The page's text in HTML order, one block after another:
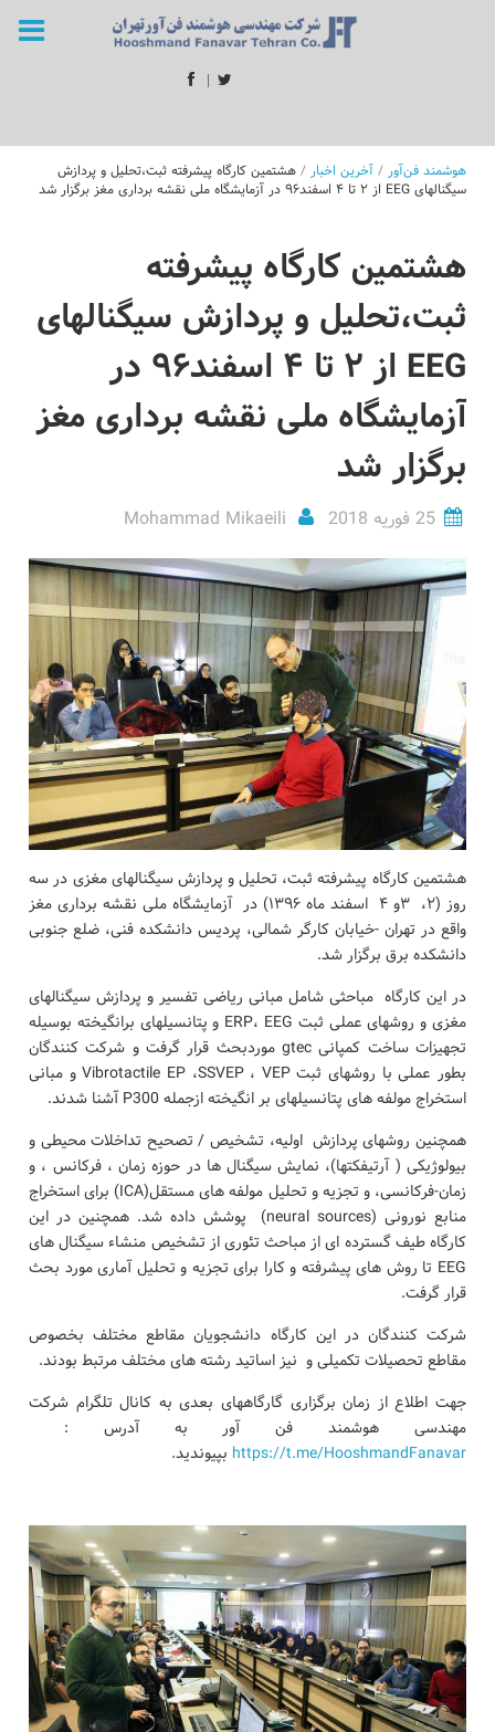
فیسبوک
هوشمند فن‌آور/آخرین اخبار/هشتمین کارگاه پیشرفته ثبت،تحلیل و پردازش
سیگنالهای EEG از ۲ تا ۴ اسفند۹۶ در آزمایشگاه ملی نقشه برداری مغز برگزار شد
هشتمین کارگاه پیشرفته
ثبت،تحلیل و پردازش سیگنالهای
EEG از ۲ تا ۴ اسفند۹۶ در
آزمایشگاه ملی نقشه برداری مغز
برگزار شد
25 فوریه 2018 Mohammad Mikaeili
هشتمین کارگاه پیشرفته ثبت، تحلیل و پردازش سیگنالهای مغزی در سه
روز (۲، ۳و ۴ اسفند ماه ۱۳۹۶) در آزمایشگاه ملی نقشه برداری مغز
واقع در تهران -خیابان کارگر شمالی، پردیس دانشکده فنی، ضلع جنوبی
دانشکده برق برگزار شد.
در این کارگاه مباحثی شامل مبانی ریاضی تفسیر و پردازش سیگنالهای
مغزی و روشهای عملی ثبت ERP، EEG و پتانسیلهای برانگیخته بوسیله
تجهیزات ساخت کمپانی gtec موردبحث قرار گرفت و شرکت کنندگان
بطور عملی با روشهای ثبت Vibrotactile EP ،SSVEP ، VEP و مبانی
استخراج مولفه های پتانسیلهای بر انگیخته ازجمله P300 آشنا شدند.
همچنین روشهای پردازش اولیه، تشخیص / تصحیح تداخلات محیطی و
بیولوژیکی ( آرتیفکتها)، نمایش سیگنال ها در حوزه زمان ، فرکانس ، و
زمان-فرکانسی، و تجزیه و تحلیل مولفه های مستقل(ICA) برای استخراج
منابع نورونی (neural sources) پوشش داده شد. همچنین در این
کارگاه طیف گسترده ای از مباحث تئوری از تشخیص منشاء سیگنال های
EEG تا روش های پیشرفته و کارا برای تجزیه و تحلیل آماری مورد بحث
قرار گرفت.
شرکت کنندگان در این کارگاه دانشجویان مقاطع مختلف بخصوص
مقاطع تحصیلات تکمیلی و نیز اساتید رشته های مختلف مرتبط بودند.
جهت اطلاع از زمان برگزاری گارگاههای بعدی به کانال تلگرام شرکت
مهندسی هوشمند فن آور به آدرس :
https://t.me/HooshmandFanavarبپیوندید.